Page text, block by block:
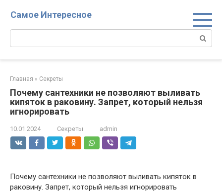
Самое Интересное
Поиск:
Главная » Секреты
Почему сантехники не позволяют выливать
кипяток в раковину. Запрет, который нельзя
игнорировать
10.01.2024 Секреты admin
Почему сантехники не позволяют выливать кипяток в
раковину. Запрет, который нельзя игнорировать